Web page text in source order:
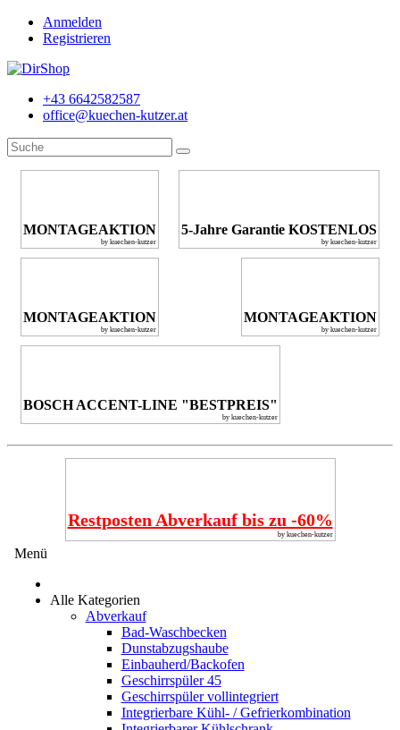
Anmelden
Registrieren
+43 6642582587
office@kuechen-kutzer.at
MONTAGEAKTION
by kuechen-kutzer
5-Jahre Garantie KOSTENLOS
by kuechen-kutzer
MONTAGEAKTION
by kuechen-kutzer
MONTAGEAKTION
by kuechen-kutzer
BOSCH ACCENT-LINE "BESTPREIS"
by kuechen-kutzer
Restposten Abverkauf bis zu -60%
by kuechen-kutzer
Menü
Alle Kategorien
Abverkauf
Bad-Waschbecken
Dunstabzugshaube
Einbauherd/Backofen
Geschirrspüler 45
Geschirrspüler vollintegriert
Integrierbare Kühl- / Gefrierkombination